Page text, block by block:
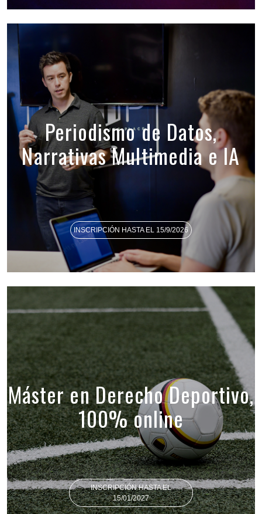
Periodismo de Datos,
Narrativas Multimedia e IA
INSCRIPCIÓN HASTA EL 15/9/2026
Máster en Derecho Deportivo,
100% online
INSCRIPCIÓN HASTA EL
15/01/2027